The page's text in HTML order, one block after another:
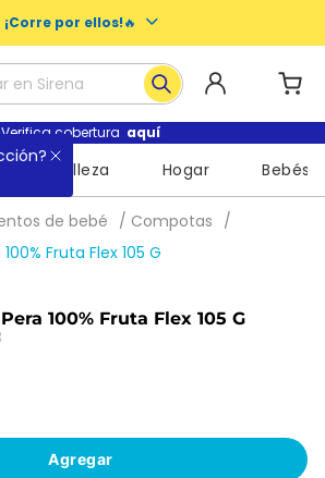
¡Corre por ellos!🔥
Sirena
más buscados
noches nosotras
Verifica cobertura aquí
Belleza Hogar Bebés
de bebé
Compotas
Fruta Flex 105 G
100% Fruta Flex 105 G
Agregar